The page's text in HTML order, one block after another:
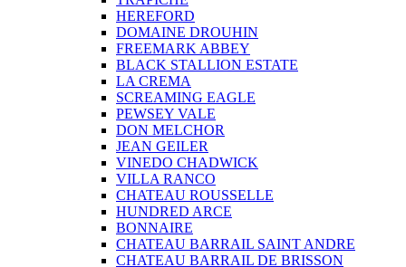
HEREFORD
DOMAINE DROUHIN
FREEMARK ABBEY
BLACK STALLION ESTATE
LA CREMA
SCREAMING EAGLE
PEWSEY VALE
DON MELCHOR
JEAN GEILER
VINEDO CHADWICK
VILLA RANCO
CHATEAU ROUSSELLE
HUNDRED ARCE
BONNAIRE
CHATEAU BARRAIL SAINT ANDRE
CHATEAU BARRAIL DE BRISSON